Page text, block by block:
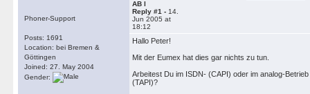
Phoner-Support
Posts: 1691
Location: bei Bremen &
Göttingen
Joined: 27. May 2004
Gender:
AB l
Reply #1 - 14.
Jun 2005 at
18:12
Hallo Peter!
Mit der Eumex hat dies gar nichts zu tun.
Arbeitest Du im ISDN- (CAPI) oder im analog-Betrieb
(TAPI)?